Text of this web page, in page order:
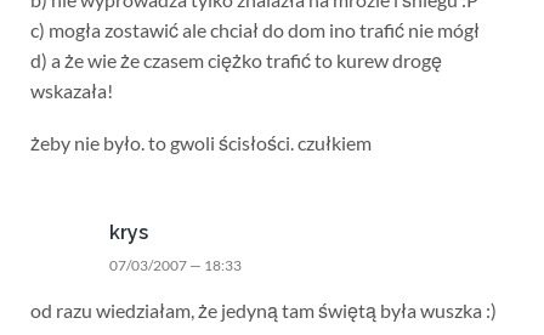
c) mogła zostawić ale chciał do dom ino trafić nie mógł
d) a że wie że czasem ciężko trafić to kurew drogę
wskazała!
żeby nie było. to gwoli ścisłości. czułkiem
krys
07/03/2007 — 18:33
od razu wiedziałam, że jedyną tam świętą była wuszka :)